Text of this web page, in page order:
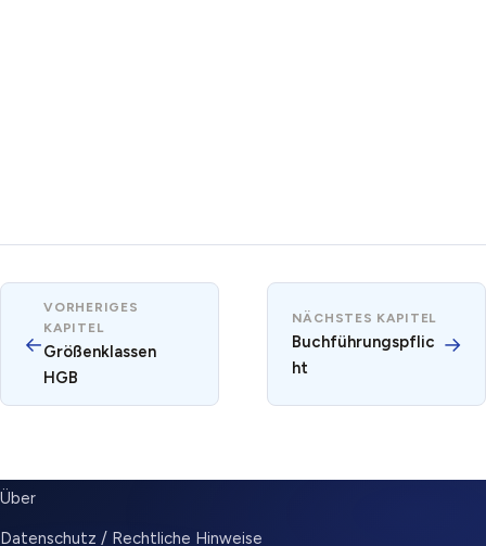
←
VORHERIGES
KAPITEL
Größenklassen
HGB
NÄCHSTES KAPITEL
Buchführungspflic
ht
→
SUBMENU
Über
Datenschutz / Rechtliche Hinweise